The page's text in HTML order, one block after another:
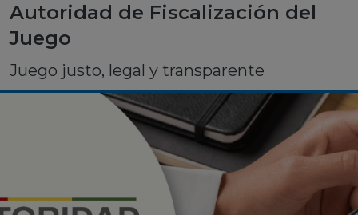
Autoridad de Fiscalización del
Juego
Juego justo, legal y transparente